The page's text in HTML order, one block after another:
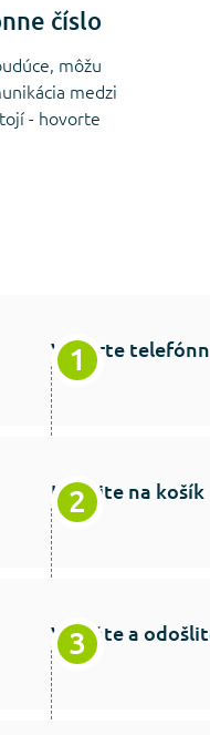
číslo
môžu
medzi
- hovorte
Vyberte
Kliknite na košík
Vyplňte a